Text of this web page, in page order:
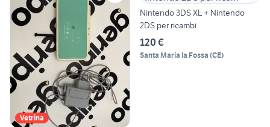
Vetrina
Nintendo 3DS XL + Nintendo
2DS per ricambi
120 €
Santa Maria la Fossa (CE)